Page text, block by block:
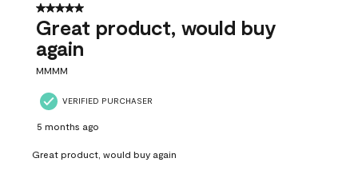
5 out of 5 stars.
Great product, would buy
again
MMMM
VERIFIED PURCHASER
5 months ago
Great product, would buy again